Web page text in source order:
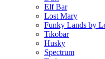
Elf Bar
Lost Mary
Funky Lands by
Tikobar
Husky
Spectrum